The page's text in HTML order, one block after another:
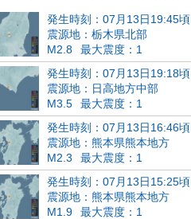
発生時刻：07月13日19:45頃
震源地：栃木県北部
M2.8
最大震度：1
発生時刻：07月13日19:18頃
震源地：日高地方中部
M3.5
最大震度：1
発生時刻：07月13日16:46頃
震源地：熊本県熊本地方
M2.3
最大震度：1
発生時刻：07月13日15:25頃
震源地：熊本県熊本地方
M1.9
最大震度：1